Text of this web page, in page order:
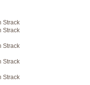
Strack
Strack
Strack
Strack
Strack